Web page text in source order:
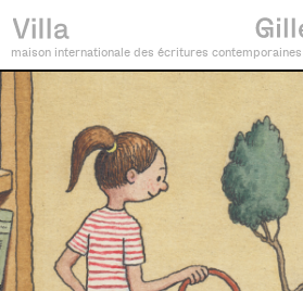
maison internationale des écritures contemporaines